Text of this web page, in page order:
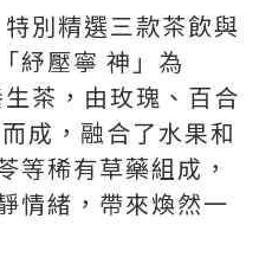
別精選三款茶飲與
紓壓寧 神」為
茶，由玫瑰、百合
成，融合了水果和
等稀有草藥組成，
情緒，帶來煥然一